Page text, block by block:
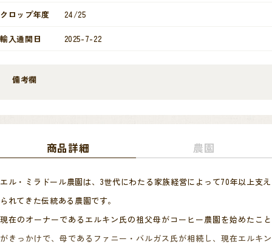
クロップ年度 24/25
輸入通関日 2025-7-22
備考欄
商品詳細 農園
エル・ミラドール農園は、3世代にわたる家族経営によって70年以上支え
られてきた伝統ある農園です。
現在のオーナーであるエルキン氏の祖父母がコーヒー農園を始めたこと
がきっかけで、母であるファニー・バルガス氏が相続し、現在エルキン